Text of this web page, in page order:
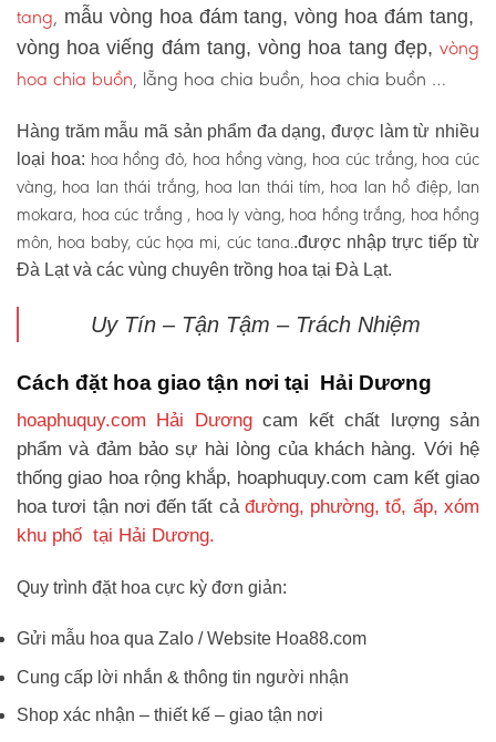
tang, mẫu vòng hoa đám tang, vòng hoa đám tang,
vòng hoa viếng đám tang, vòng hoa tang đẹp, vòng
hoa chia buồn, lẵng hoa chia buồn, hoa chia buồn …
Hàng trăm mẫu mã sản phẩm đa dạng, được làm từ nhiều
loại hoa: hoa hồng đỏ, hoa hồng vàng, hoa cúc trắng, hoa cúc
vàng, hoa lan thái trắng, hoa lan thái tím, hoa lan hồ điệp, lan
mokara, hoa cúc trắng , hoa ly vàng, hoa hồng trắng, hoa hồng
môn, hoa baby, cúc họa mi, cúc tana..được nhập trực tiếp từ
Đà Lạt và các vùng chuyên trồng hoa tại Đà Lạt.
Uy Tín – Tận Tậm – Trách Nhiệm
Cách đặt hoa giao tận nơi tại Hải Dương
hoaphuquy.com Hải Dươngcam kết chất lượng sản
phẩm và đảm bảo sự hài lòng của khách hàng. Với hệ
thống giao hoa rộng khắp, hoaphuquy.com cam kết giao
hoa tươi tận nơi đến tất cả đường, phường, tổ, ấp, xóm
khu phố tại Hải Dương.
Quy trình đặt hoa cực kỳ đơn giản:
Gửi mẫu hoa qua Zalo / Website Hoa88.com
Cung cấp lời nhắn & thông tin người nhận
Shop xác nhận – thiết kế – giao tận nơi